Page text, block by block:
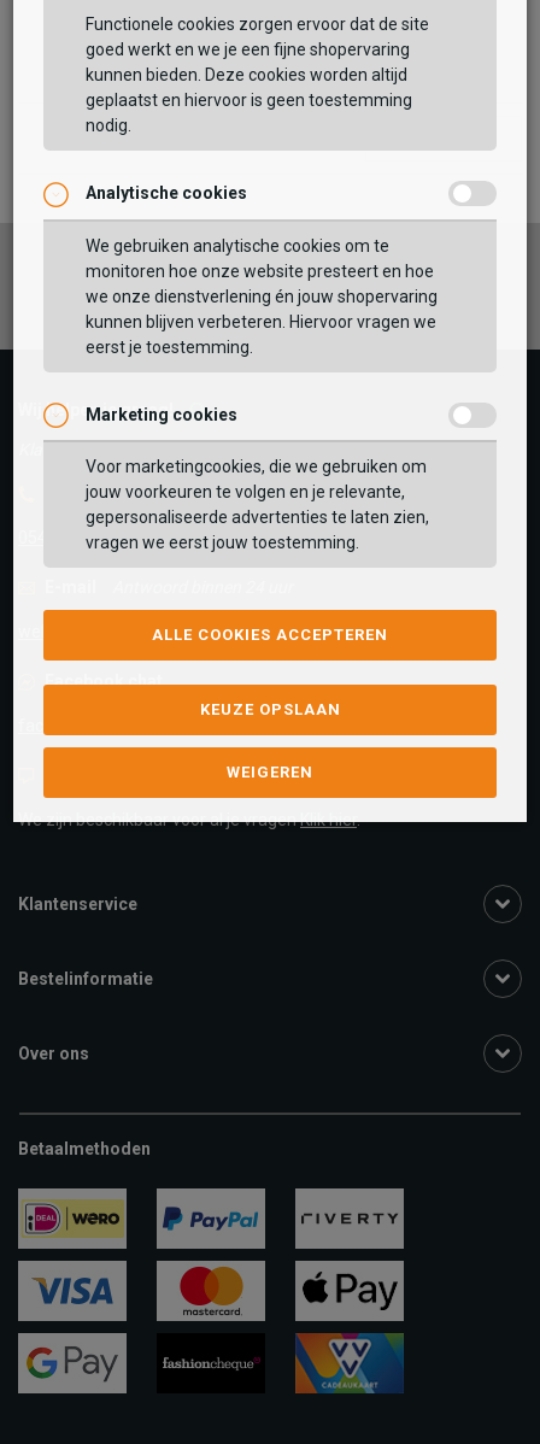
BEKIJK WINKELTAS
VERDER WINKELEN
Vaak samen gekocht met
FacebookInstagramPinterest
Wij helpen je graag!
Telefoon
0545-280081
webshop@schuurman-schoenen.nl
Facebook chat
We zijn beschikbaar voor al je vragenKlik hier.
Klantenservice
Bestelinformatie
Over ons
Betaalmethoden
ideal paypal riverty
visa
apple-
pay
Functionele cookies zorgen ervoor dat de site
goed werkt en we je een fijne shopervaring
kunnen bieden. Deze cookies worden altijd
geplaatst en hiervoor is geen toestemming
nodig.
Analytische cookies
We gebruiken analytische cookies om te
monitoren hoe onze website presteert en hoe
we onze dienstverlening én jouw shopervaring
kunnen blijven verbeteren. Hiervoor vragen we
eerst je toestemming.
Marketing cookies
Voor marketingcookies, die we gebruiken om
jouw voorkeuren te volgen en je relevante,
gepersonaliseerde advertenties te laten zien,
vragen we eerst jouw toestemming.
ALLE COOKIES ACCEPTEREN
KEUZE OPSLAAN
WEIGEREN